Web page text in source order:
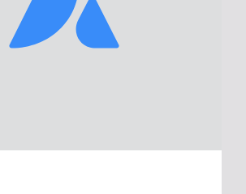
Impressum
Datenschutzhinweise